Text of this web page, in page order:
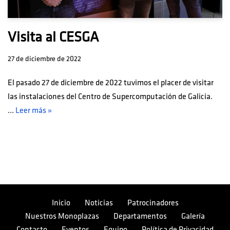
Visita al CESGA
27 de diciembre de 2022
El pasado 27 de diciembre de 2022 tuvimos el placer de visitar
las instalaciones del Centro de Supercomputación de Galicia.
… Leer más »
Inicio Noticias
Patrocinadores
Nuestros Monoplazas
Departamentos
Galería